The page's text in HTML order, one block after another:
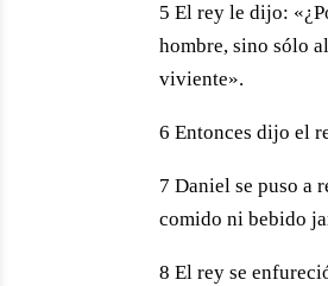
5 El rey le dijo:
hombre, sino sólo
viviente».
6 Entonces dijo el
7 Daniel se puso a
comido ni bebido
8 El rey se